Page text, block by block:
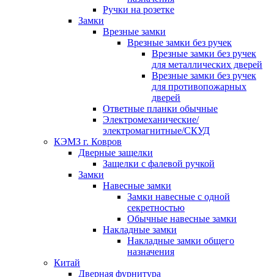
Ручки на розетке
Замки
Врезные замки
Врезные замки без ручек
Врезные замки без ручек
для металлических дверей
Врезные замки без ручек
для противопожарных
дверей
Ответные планки обычные
Электромеханические/
электромагнитные/СКУД
КЭМЗ г. Ковров
Дверные защелки
Защелки с фалевой ручкой
Замки
Навесные замки
Замки навесные с одной
секретностью
Обычные навесные замки
Накладные замки
Накладные замки общего
назначения
Китай
Дверная фурнитура